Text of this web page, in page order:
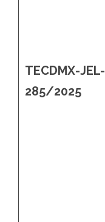
TECDMX-JEL-
285/2025